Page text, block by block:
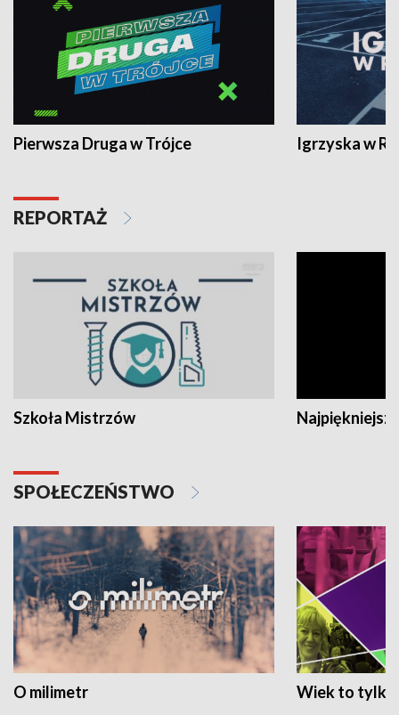
Pierwsza Druga w Trójce Igrzyska w
REPORTAŻ
Szkoła Mistrzów
SPOŁECZEŃSTWO
O milimetr Wiek to tylko